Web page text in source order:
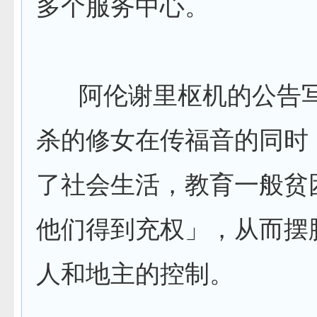
多个服务中心。
阿伦谢里枢机的公告
杀的修女在传福音的同时
了社会生活，教育一般
他们得到充权」，从而摆
人和地主的控制。